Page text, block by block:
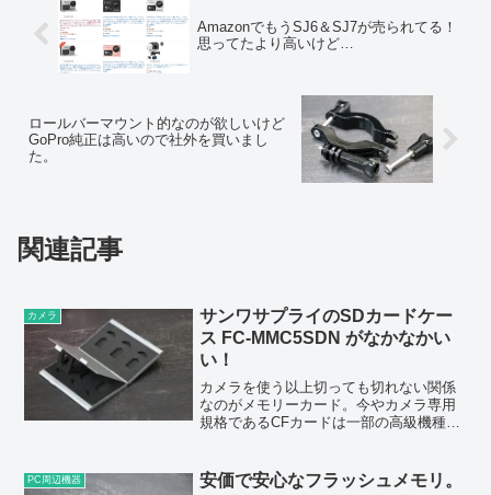
AmazonでもうSJ6＆SJ7が売られてる！
思ってたより高いけど…
ロールバーマウント的なのが欲しいけど
GoPro純正は高いので社外を買いまし
た。
関連記事
カメラ
サンワサプライのSDカードケー
ス FC-MMC5SDN がなかなかい
い！
カメラを使う以上切っても切れない関係
なのがメモリーカード。今やカメラ専用
規格であるCFカードは一部の高級機種で
メモリーとして使っている。今までカメ
PC周辺機器
安価で安心なフラッシュメモリ。